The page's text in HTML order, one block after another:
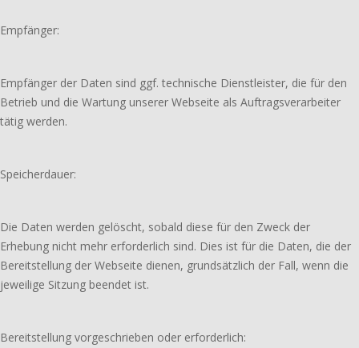
Empfänger:
Empfänger der Daten sind ggf. technische Dienstleister, die für den
Betrieb und die Wartung unserer Webseite als Auftragsverarbeiter
tätig werden.
Speicherdauer:
Die Daten werden gelöscht, sobald diese für den Zweck der
Erhebung nicht mehr erforderlich sind. Dies ist für die Daten, die der
Bereitstellung der Webseite dienen, grundsätzlich der Fall, wenn die
jeweilige Sitzung beendet ist.
Bereitstellung vorgeschrieben oder erforderlich: